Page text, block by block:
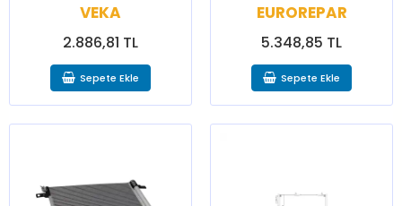
VEKA
2.886,81 TL
Sepete Ekle
EUROREPAR
5.348,85 TL
Sepete Ekle